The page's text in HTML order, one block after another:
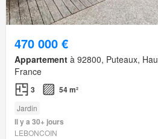
470 000 €
Appartement à 92800, Puteaux,
France
3 54 m²
Jardin
Il y a 30+ jours
LEBONCOIN